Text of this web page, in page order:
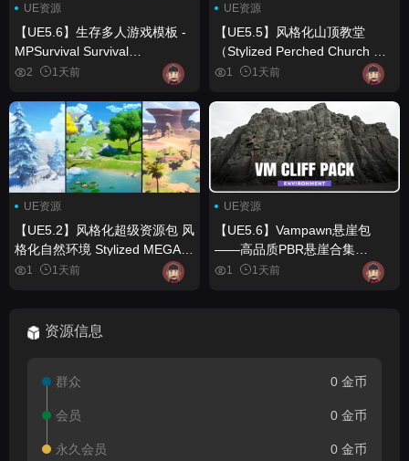
UE资源
【UE5.6】生存多人游戏模板 -
MPSurvival Survival
Multiplayer Template -
2 1天前
UE资源
【UE5.5】风格化山顶教堂
（Stylized Perched Church 山
顶教堂风格化3D） Stylized
Perched Churche Church
Hilltop Stylised 3D )
1 1天前
UE资源
【UE5.2】风格化超级资源包 风
格化自然环境 Stylized MEGA
PACK Stylized Nature
1 1天前
UE资源
【UE5.6】Vampawn悬崖包
——高品质PBR悬崖合集
Vampawn Cliff Pack – High-
Quality PBR Cliff Collection
1 1天前
资源信息
群众 0 金币
会员 0 金币
永久会员 0 金币